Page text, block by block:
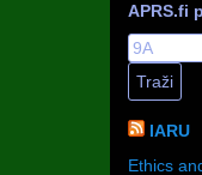
APRS.fi
IARU
Ethics